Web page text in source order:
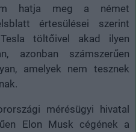
hatja meg a német
értesülései szerint
töltőivel akad ilyen
azonban számszerűen
amelyek nem tesznek
mérésügyi hivatal
Elon Musk cégének a